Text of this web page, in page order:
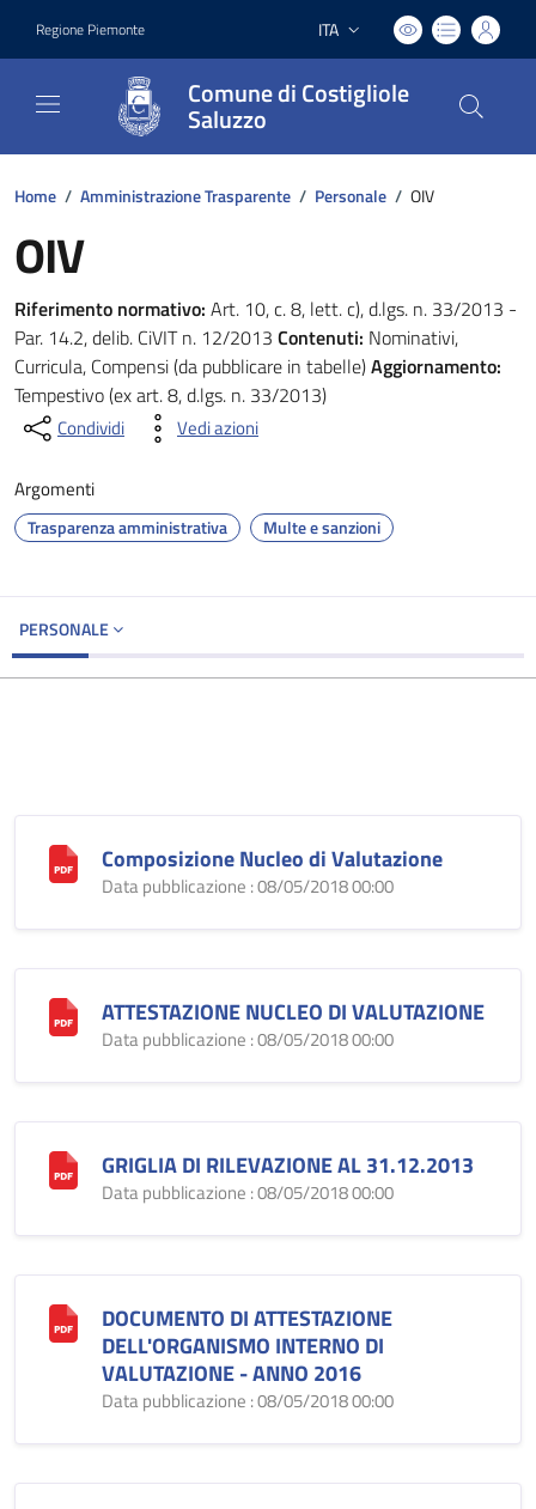
Regione Piemonte Lingua attiva:
ITA
Comune di Costigliole
Saluzzo
Home / Amministrazione Trasparente / Personale / OIV
OIV
Riferimento normativo: Art. 10, c. 8, lett. c), d.lgs. n. 33/2013 -
Par. 14.2, delib. CiVIT n. 12/2013 Contenuti: Nominativi,
Curricula, Compensi (da pubblicare in tabelle)Aggiornamento:
Tempestivo (ex art. 8, d.lgs. n. 33/2013)
Condividi Vedi azioni
Argomenti
Trasparenza amministrativa Multe e sanzioni
PERSONALE
Composizione Nucleo di Valutazione
Data pubblicazione : 08/05/2018 00:00
ATTESTAZIONE NUCLEO DI VALUTAZIONE
Data pubblicazione : 08/05/2018 00:00
GRIGLIA DI RILEVAZIONE AL 31.12.2013
Data pubblicazione : 08/05/2018 00:00
DOCUMENTO DI ATTESTAZIONE
DELL'ORGANISMO INTERNO DI
VALUTAZIONE - ANNO 2016
Data pubblicazione : 08/05/2018 00:00